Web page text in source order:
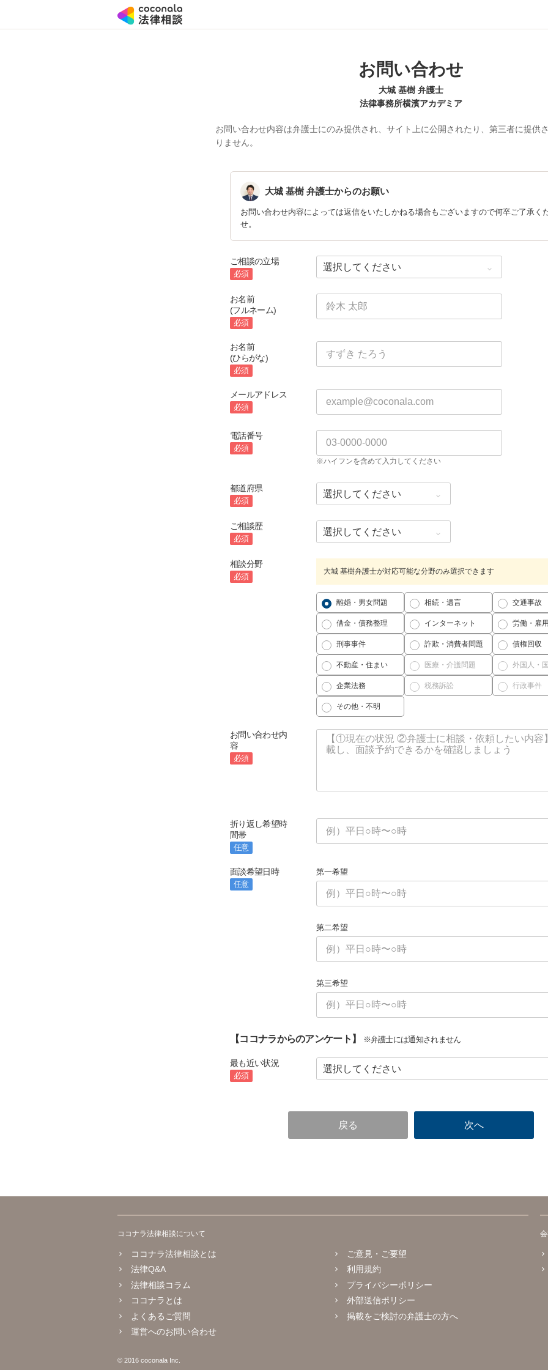
お問い合わせ
大城 基樹 弁護士
法律事務所横濱アカデミア
お問い合わせ内容は弁護士にのみ提供され、サイト上に公開されたり、第三者に提供
りません。
大城 基樹 弁護士からのお願い
お問い合わせ内容によっては返信をいたしかねる場合もございますので何卒ご了承く
せ。
ご相談の立場
必須
お名前
(フルネーム)
必須
お名前
(ひらがな)
必須
メールアドレス
必須
電話番号
必須
※ハイフンを含めて入力してください
都道府県
必須
ご相談歴
必須
相談分野
必須
大城 基樹弁護士が対応可能な分野のみ選択できます
離婚・男女問題 相続・遺言 交通事故
借金・債務整理 インターネット 労働・雇用
刑事事件 詐欺・消費者問題 債権回収
不動産・住まい 医療・介護問題 外国人・
企業法務 税務訴訟 行政事件
その他・不明
お問い合わせ内
容
必須
折り返し希望時
間帯
任意
面談希望日時
任意
第一希望
第二希望
第三希望
【ココナラからのアンケート】 ※弁護士には通知されません
最も近い状況
必須
ココナラ法律相談について
ココナラ法律相談とは
法律Q&A
法律相談コラム
ココナラとは
よくあるご質問
運営へのお問い合わせ
ご意見・ご要望
利用規約
プライバシーポリシー
外部送信ポリシー
掲載をご検討の弁護士の方へ
© 2016 coconala Inc.